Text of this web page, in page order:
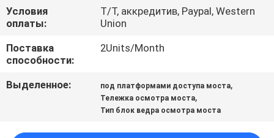
СПРОСИТЕ
ЦИТАТУ
САЙТА
ПОЛИТИКА
Условия
оплаты:
T/T, аккредитив, Paypal, Western
Union
Поставка
способности:
2Units/Month
Выделенное: под платформами доступа моста,
Тележка осмотра моста,
Тип блок ведра осмотра моста